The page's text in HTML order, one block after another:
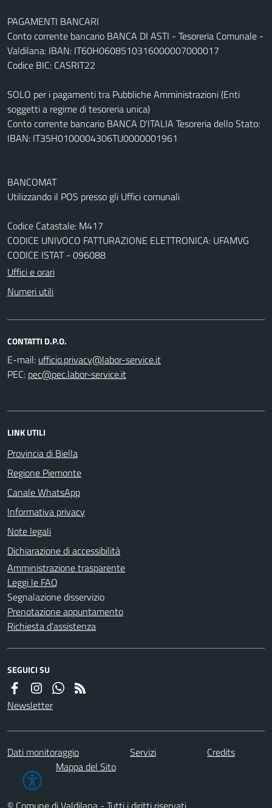
PAGAMENTI BANCARI
Conto corrente bancario BANCA DI ASTI - Tesoreria Comunale -
Valdilana: IBAN: IT60H0608510316000007000017
Codice BIC: CASRIT22
SOLO per i pagamenti tra Pubbliche Amministrazioni (Enti
soggetti a regime di tesoreria unica)
Conto corrente bancario BANCA D'ITALIA Tesoreria dello Stato:
IBAN: IT35H0100004306TU0000001961
BANCOMAT
Utilizzando il POS presso gli Uffici comunali
Codice Catastale: M417
CODICE UNIVOCO FATTURAZIONE ELETTRONICA: UFAMVG
CODICE ISTAT - 096088
Uffici e orari
Numeri utili
CONTATTI D.P.O.
E-mail:
PEC:
LINK UTILI
Provincia di Biella
Regione Piemonte
Canale WhatsApp
Informativa privacy
Note legali
Dichiarazione di accessibilità
Amministrazione trasparente
Leggi le FAQ
Segnalazione disservizio
Prenotazione appuntamento
Richiesta d'assistenza
SEGUICI SU
Newsletter
Dati monitoraggio Servizi
Credits
Mappa del Sito